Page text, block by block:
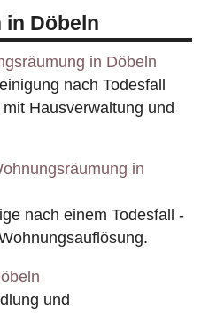
in Döbeln
in Döbeln
nach Todesfall
Hausverwaltung und
in
nach einem Todesfall -
und